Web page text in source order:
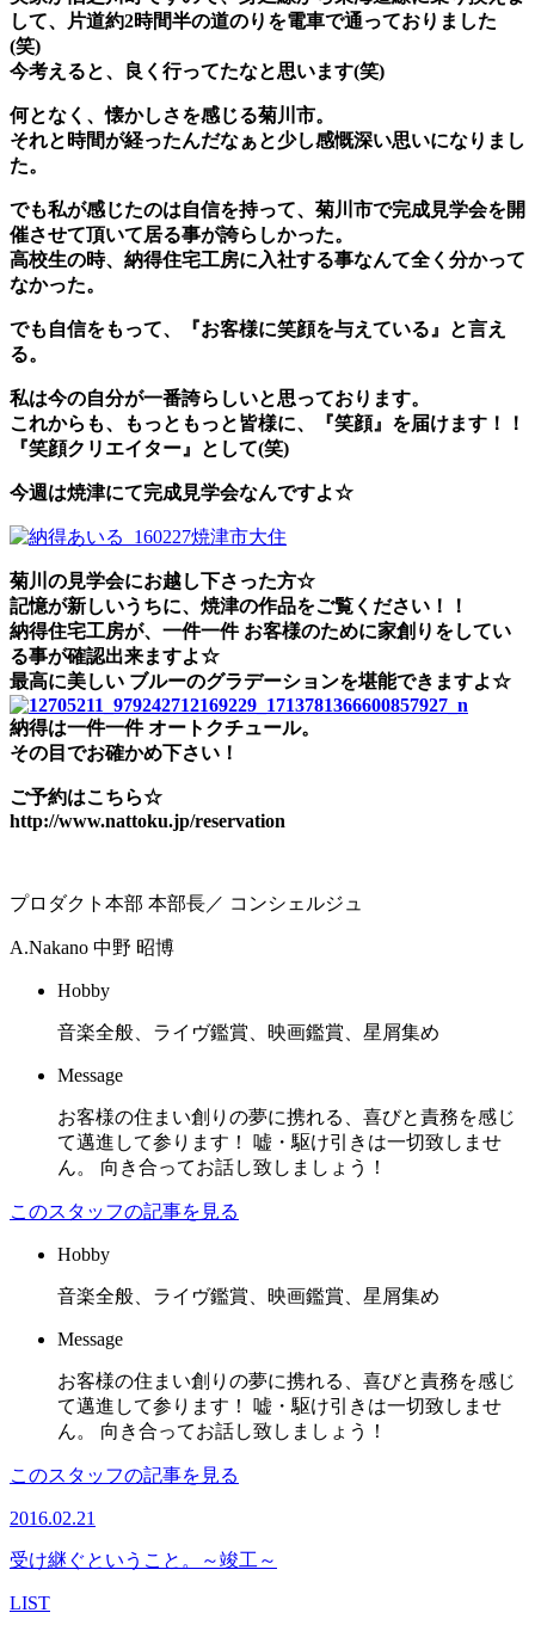
して、片道約2時間半の道のりを電車で通っておりました
(笑)
今考えると、良く行ってたなと思います(笑)
何となく、懐かしさを感じる菊川市。
それと時間が経ったんだなぁと少し感慨深い思いになりまし
た。
でも私が感じたのは自信を持って、菊川市で完成見学会を開
催させて頂いて居る事が誇らしかった。
高校生の時、納得住宅工房に入社する事なんて全く分かって
なかった。
でも自信をもって、『お客様に笑顔を与えている』と言え
る。
私は今の自分が一番誇らしいと思っております。
これからも、もっともっと皆様に、『笑顔』を届けます！！
『笑顔クリエイター』として(笑)
今週は焼津にて完成見学会なんですよ☆
菊川の見学会にお越し下さった方☆
記憶が新しいうちに、焼津の作品をご覧ください！！
納得住宅工房が、一件一件 お客様のために家創りをしてい
る事が確認出来ますよ☆
最高に美しい ブルーのグラデーションを堪能できますよ☆
納得は一件一件 オートクチュール。
その目でお確かめ下さい！
ご予約はこちら☆
http://www.nattoku.jp/reservation
プロダクト本部 本部長／ コンシェルジュ
A.Nakano 中野 昭博
Hobby
音楽全般、ライヴ鑑賞、映画鑑賞、星屑集め
Message
お客様の住まい創りの夢に携れる、喜びと責務を感じ
て邁進して参ります！ 嘘・駆け引きは一切致しませ
ん。 向き合ってお話し致しましょう！
このスタッフの記事を見る
Hobby
音楽全般、ライヴ鑑賞、映画鑑賞、星屑集め
Message
お客様の住まい創りの夢に携れる、喜びと責務を感じ
て邁進して参ります！ 嘘・駆け引きは一切致しませ
ん。 向き合ってお話し致しましょう！
このスタッフの記事を見る
2016.02.21
受け継ぐということ。～竣工～
LIST